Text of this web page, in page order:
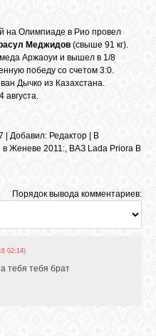
на Олимпиаде в Рио провел
Меджидов (свыше 91 кг).
Аржаоуи и вышел в 1/8
победу со счетом 3:0.
Дычко из Казахстана.
августа.
| Добавил: Редактор
В
в Женеве 2011:, ВАЗ Lada Priora В
Порядок вывода комментариев:
02:14)
тебя тебя брат